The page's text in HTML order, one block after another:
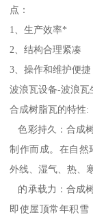
点：
1、生产效率*
2、结构合理紧凑
3、操作和维护便捷
波浪瓦设备-波浪
合成树脂瓦的特性:
色彩持久：合成
制作而成。在自然
外线、湿气、热、
的承载力：合成
即使屋顶常年积